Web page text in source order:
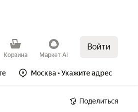
Корзина Маркет AI
Войти
Москва • Укажите адрес
Поделиться